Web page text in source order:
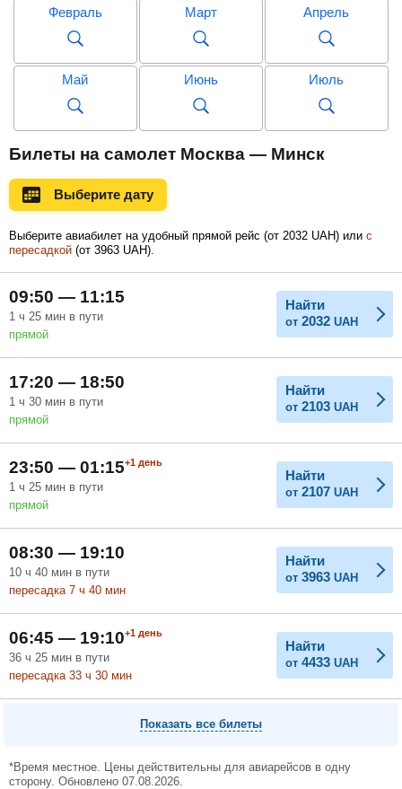
Февраль Март Апрель
Май Июнь Июль
Сентябрь
Ноябрь
4 596 UAH 5 431 UAH
Билеты на самолет Москва — Минск
Выберите дату
Выберите авиабилет на удобный прямой рейс (от 2032 UAH) или с
пересадкой (от 3963 UAH).
09:50 — 11:15
1 ч 25 мин в пути
прямой
Найти
от 2032 UAH
17:20 — 18:50
1 ч 30 мин в пути
прямой
Найти
от 2103 UAH
23:50 — 01:15+1 день
1 ч 25 мин в пути
прямой
Найти
от 2107 UAH
08:30 — 19:10
10 ч 40 мин в пути
пересадка 7 ч 40 мин
Найти
от 3963 UAH
06:45 — 19:10+1 день
36 ч 25 мин в пути
пересадка 33 ч 30 мин
Найти
от 4433 UAH
Показать все билеты
*Время местное. Цены действительны для авиарейсов в одну
сторону. Обновлено 07.08.2026.